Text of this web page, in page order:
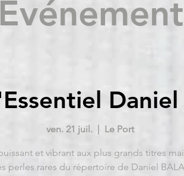
Événement
ven. 21 juil. Le Port
et vibrant aux plus grands titres
perles rares du répertoire de Daniel